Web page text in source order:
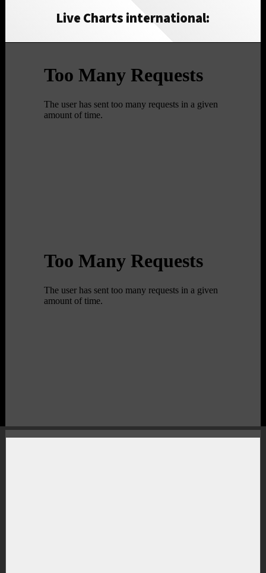
Live Charts international: